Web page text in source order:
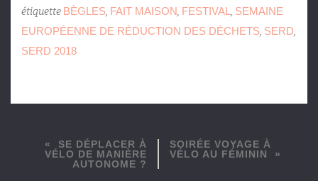
étiquette BÈGLES, FAIT MAISON, FESTIVAL , SEMAINE
EUROPÉENNE DE RÉDUCTION DES DÉCHETS, SERD,
SERD 2018
SE DÉPLACER À
VÉLO DE MANIÈRE
AUTONOME ?
SOIRÉE VOYAGE À
VÉLO AU FÉMININ